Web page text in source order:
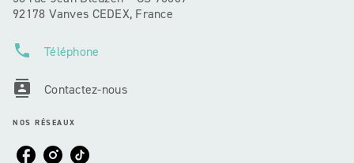
92178 Vanves CEDEX, France
phone Téléphone
contacts Contactez-nous
NOS RÉSEAUX